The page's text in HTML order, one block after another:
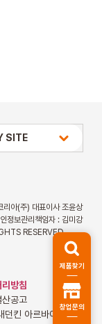
리아(주) 대표이사 조윤상
정보관리책임자 : 김미강
RESERVED.
방침
산공고
던킨 아르바이트
SITE
제품찾기
창업문의